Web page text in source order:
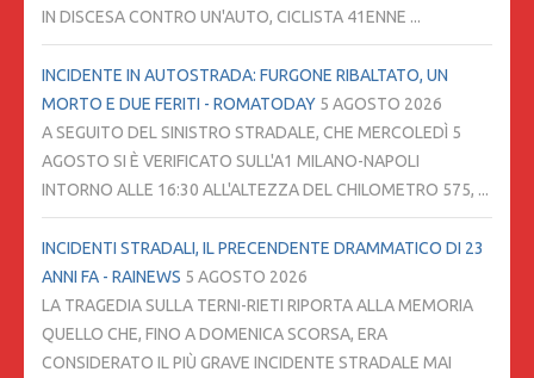
IN DISCESA CONTRO UN'AUTO, CICLISTA 41ENNE ...
INCIDENTE IN AUTOSTRADA: FURGONE RIBALTATO, UN
MORTO E DUE FERITI - ROMATODAY 5 AGOSTO 2026
A SEGUITO DEL SINISTRO STRADALE, CHE MERCOLEDÌ 5
AGOSTO SI È VERIFICATO SULL'A1 MILANO-NAPOLI
INTORNO ALLE 16:30 ALL'ALTEZZA DEL CHILOMETRO 575, ...
INCIDENTI STRADALI, IL PRECENDENTE DRAMMATICO DI 23
ANNI FA - RAINEWS 5 AGOSTO 2026
LA TRAGEDIA SULLA TERNI-RIETI RIPORTA ALLA MEMORIA
QUELLO CHE, FINO A DOMENICA SCORSA, ERA
CONSIDERATO IL PIÙ GRAVE INCIDENTE STRADALE MAI